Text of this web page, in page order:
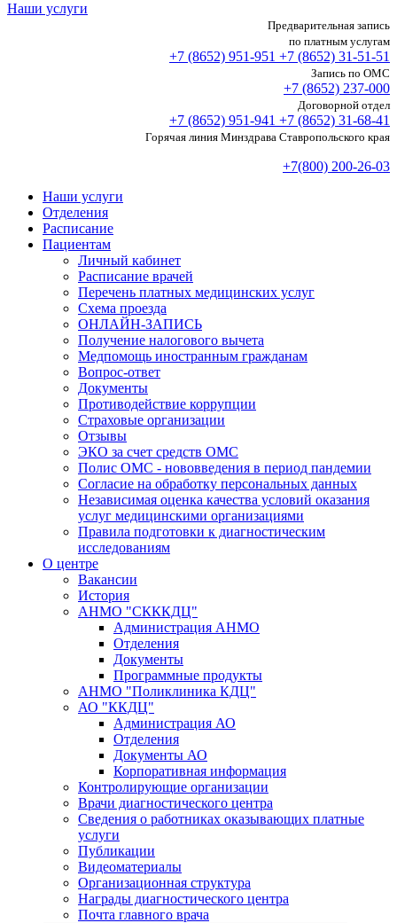
Наши услуги
Предварительная запись
по платным услугам
+7 (8652) 951-951 +7 (8652) 31-51-51
Запись по ОМС
+7 (8652) 237-000
Договорной отдел
+7 (8652) 951-941 +7 (8652) 31-68-41
Горячая линия Минздрава Ставропольского края
+7(800) 200-26-03
Наши услуги
Отделения
Расписание
Пациентам
Личный кабинет
Расписание врачей
Перечень платных медицинских услуг
Схема проезда
ОНЛАЙН-ЗАПИСЬ
Получение налогового вычета
Медпомощь иностранным гражданам
Вопрос-ответ
Документы
Противодействие коррупции
Страховые организации
Отзывы
ЭКО за счет средств ОМС
Полис ОМС - нововведения в период пандемии
Согласие на обработку персональных данных
Независимая оценка качества условий оказания
услуг медицинскими организациями
Правила подготовки к диагностическим
исследованиям
О центре
Вакансии
История
АНМО "СКККДЦ"
Администрация АНМО
Отделения
Документы
Программные продукты
АНМО "Поликлиника КДЦ"
АО "ККДЦ"
Администрация АО
Отделения
Документы АО
Корпоративная информация
Контролирующие организации
Врачи диагностического центра
Сведения о работниках оказывающих платные
услуги
Публикации
Видеоматериалы
Организационная структура
Награды диагностического центра
Почта главного врача